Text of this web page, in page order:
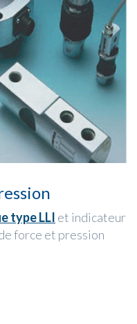
type LLI et indicateur
force et pression